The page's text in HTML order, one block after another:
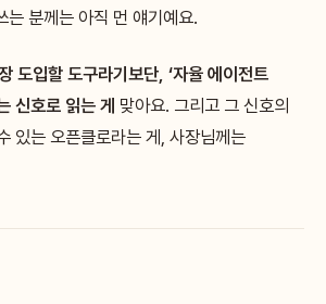
는 분께는 아직 먼 얘기예요.
도입할 도구라기보단, ‘자율 에이전트
신호로 읽는 게 맞아요. 그리고 그 신호의
있는 오픈클로라는 게, 사장님께는